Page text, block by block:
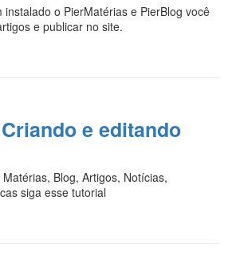
instalado o PierMatérias e PierBlog você
e publicar no site.
e editando
Blog, Artigos, Notícias,
siga esse tutorial